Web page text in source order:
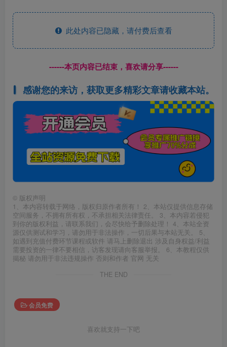
此处内容已隐藏，请付费后查看
------本页内容已结束，喜欢请分享------
感谢您的来访，获取更多精彩文章请收藏本站。
© 版权声明
1、本内容转载于网络，版权归原作者所有！ 2、本站仅提供信息存储
空间服务，不拥有所有权，不承担相关法律责任。 3、本内容若侵犯
到你的版权利益，请联系我们，会尽快给予删除处理！ 4、本站全资
源仅供测试和学习，请勿用于非法操作，一切后果与本站无关。 5、
如遇到充值付费环节课程或软件 请马上删除退出 涉及自身权益/利益
需要投资的一律不要相信，访客发现请向客服举报。 6、本教程仅供
揭秘 请勿用于非法违规操作 否则和作者 官网 无关
THE END
会员免费
喜欢就支持一下吧